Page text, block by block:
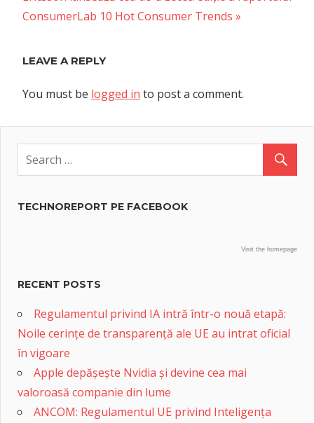
Post:
ConsumerLab 10 Hot Consumer Trends
LEAVE A REPLY
You must be logged in to post a comment.
TECHNOREPORT PE FACEBOOK
Visit the homepage
RECENT POSTS
Regulamentul privind IA intră într-o nouă etapă:
Noile cerințe de transparență ale UE au intrat oficial
în vigoare
Apple depășește Nvidia și devine cea mai
valoroasă companie din lume
ANCOM: Regulamentul UE privind Inteligența